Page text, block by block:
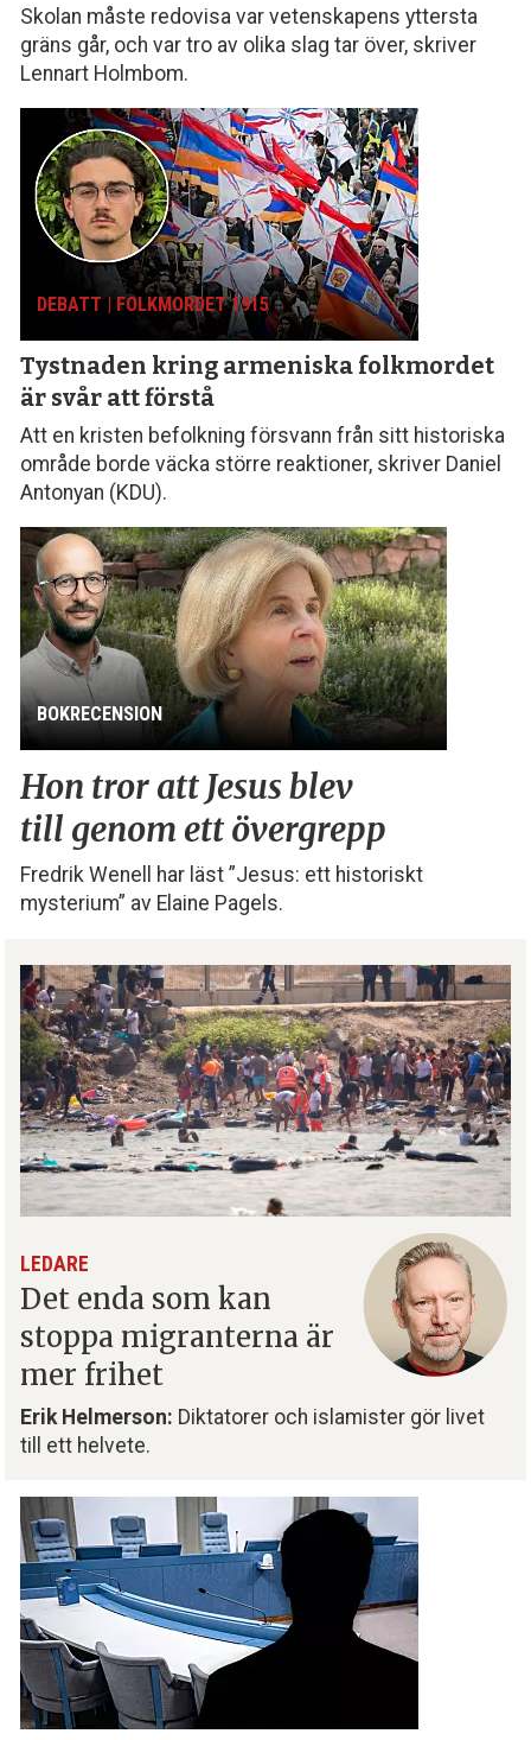
Skolan måste redovisa var vetenskapens yttersta
gräns går, och var tro av olika slag tar över, skriver
Lennart Holmbom.
DEBATT | FOLKMORDET 1915
Tystnaden kring armeniska folk­mordet
är svår att förstå
Att en kristen befolkning försvann från sitt histo­riska
område borde väcka större reaktioner, skriver Daniel
Antonyan (KDU).
BOKRECENSION
Hon tror att Jesus blev
till genom ett övergrepp
Fredrik Wenell har läst ”Jesus: ett historiskt
mysterium” av Elaine Pagels.
LEDARE
Det enda som kan
stoppa migranterna är
mer frihet
Erik Helmerson: Diktatorer och islamister gör livet
till ett helvete.